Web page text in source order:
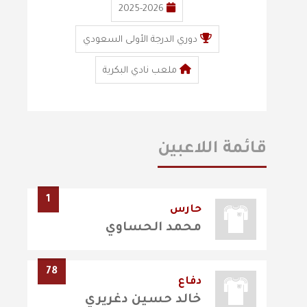
2025-2026
دوري الدرجة الأولى السعودي
ملعب نادي البكرية
قائمة اللاعبين
1
حارس
محمد الحساوي
78
دفاع
خالد حسين دغريري